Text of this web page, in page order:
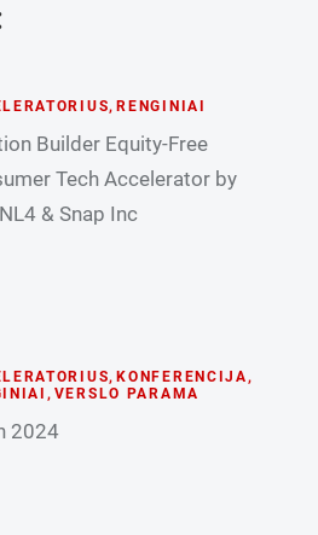
, RENGINIAI
Builder Equity-Free
Tech Accelerator by
& Snap Inc
, KONFERENCIJA,
, VERSLO PARAMA
2024